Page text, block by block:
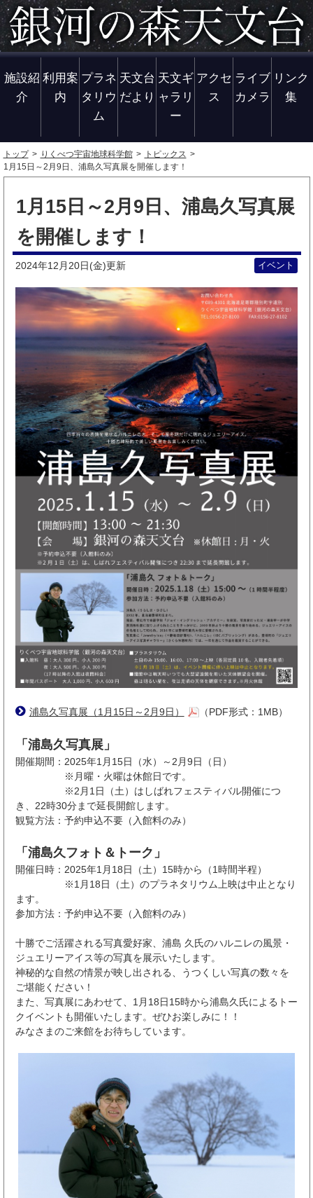
施設紹
介
利用案
内
プラネ
タリウ
ム
天文台
だより
天文ギ
ャラリ
ー
アクセ
ス
ライブ
カメラ
リンク
集
トップ りくべつ宇宙地球科学館
トピックス
1月15日～2月9日、浦島久写真展を開催します！
1月15日～2月9日、浦島久写真展
を開催します！
2024年12月20日(金)更新 イベント
浦島久写真展（1月15日～2月9日） （PDF形式：1MB）
「浦島久写真展」
開催期間：2025年1月15日（水）～2月9日（日）
※月曜・火曜は休館日です。
※2月1日（土）はしばれフェスティバル開催につ
き、22時30分まで延長開館します。
観覧方法：予約申込不要（入館料のみ）
「浦島久フォト＆トーク」
開催日時：2025年1月18日（土）15時から（1時間半程）
※1月18日（土）のプラネタリウム上映は中止となり
ます。
参加方法：予約申込不要（入館料のみ）
十勝でご活躍される写真愛好家、浦島 久氏のハルニレの風景・
ジュエリーアイス等の写真を展示いたします。
神秘的な自然の情景が映し出される、うつくしい写真の数々を
ご堪能ください！
また、写真展にあわせて、1月18日15時から浦島久氏によるトー
クイベントも開催いたします。ぜひお楽しみに！！
みなさまのご来館をお待ちしています。